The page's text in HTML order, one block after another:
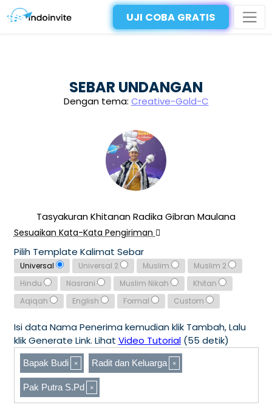
UJI COBA GRATIS
SEBAR UNDANGAN
Dengan tema: Creative-Gold-C
Tasyakuran Khitanan Radika Gibran Maulana
Sesuaikan Kata-Kata Pengiriman
Pilih Template Kalimat Sebar
Universal Universal 2 Muslim
Muslim 2
Hindu
Nasrani Muslim Nikah
Khitan
Aqiqah
English Formal Custom
Isi data Nama Penerima kemudian klik Tambah, Lalu
klik Generate Link. Lihat Video Tutorial(55 detik)
Bapak Budi Radit dan Keluarga
Pak Putra S.Pd